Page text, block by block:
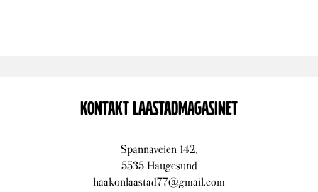
KONTAKT LAASTADMAGASINET
Spannaveien 142,
5535 Haugesund
haakonlaastad77@gmail.com